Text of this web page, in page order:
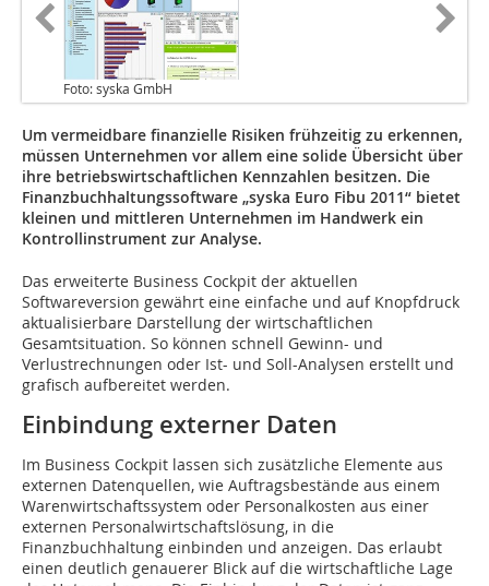
Foto: syska GmbH
Um vermeidbare finanzielle Risiken frühzeitig zu erkennen,
müssen Unternehmen vor allem eine solide Übersicht über
ihre betriebswirtschaftlichen Kennzahlen besitzen. Die
Finanzbuchhaltungssoftware „syska Euro Fibu 2011“ bietet
kleinen und mittleren Unternehmen im Handwerk ein
Kontrollinstrument zur Analyse.
Das erweiterte Business Cockpit der aktuellen
Softwareversion gewährt eine einfache und auf Knopfdruck
aktualisierbare Darstellung der wirtschaftlichen
Gesamtsituation. So können schnell Gewinn- und
Verlustrechnungen oder Ist- und Soll-Analysen erstellt und
grafisch aufbereitet werden.
Einbindung externer Daten
Im Business Cockpit lassen sich zusätzliche Elemente aus
externen Datenquellen, wie Auftragsbestände aus einem
Warenwirtschaftssystem oder Personalkosten aus einer
externen Personalwirtschaftslösung, in die
Finanzbuchhaltung einbinden und anzeigen. Das erlaubt
einen deutlich genauerer Blick auf die wirtschaftliche Lage